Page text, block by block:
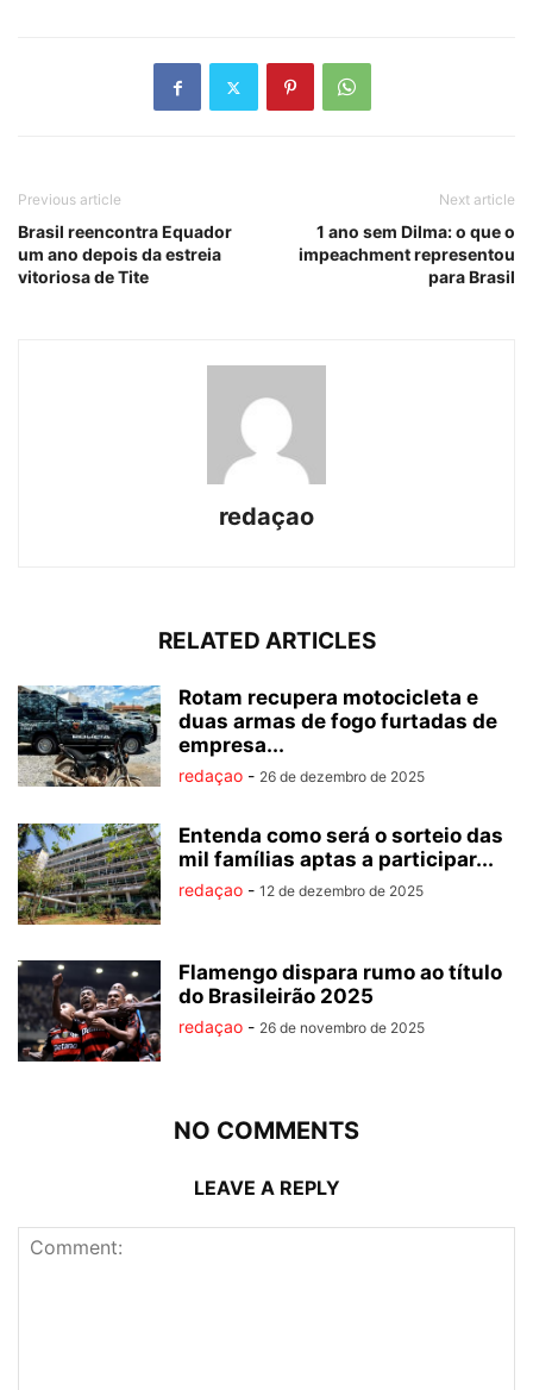
Previous article
Brasil reencontra Equador
um ano depois da estreia
vitoriosa de Tite
Next article
1 ano sem Dilma: o que o
impeachment representou
para Brasil
redaçao
RELATED ARTICLES
Rotam recupera motocicleta e
duas armas de fogo furtadas de
empresa...
redaçao - 26 de dezembro de 2025
Entenda como será o sorteio das
mil famílias aptas a participar...
redaçao - 12 de dezembro de 2025
Flamengo dispara rumo ao título
do Brasileirão 2025
redaçao - 26 de novembro de 2025
NO COMMENTS
LEAVE A REPLY